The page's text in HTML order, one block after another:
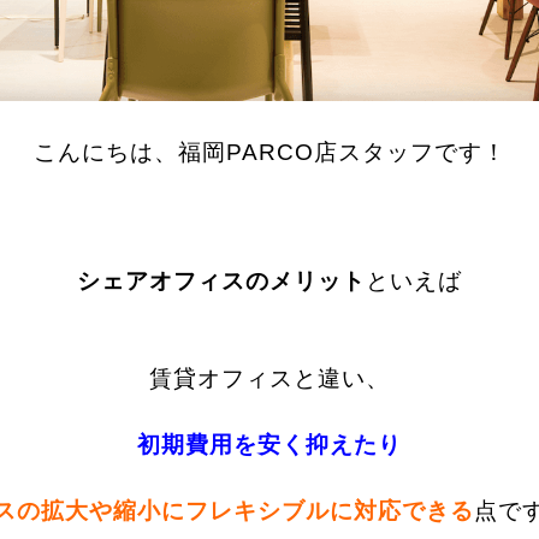
こんにちは、福岡PARCO店スタッフです！
シェアオフィスのメリット といえば
賃貸オフィスと違い、
初期費用を安く抑えたり
の拡大や縮小にフレキシブルに対応できる点で